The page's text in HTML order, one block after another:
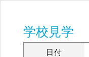
学校見学
日付